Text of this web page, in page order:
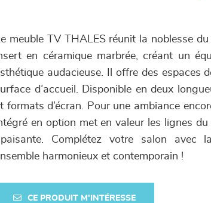
meuble TV THALES réunit la noblesse
en céramique marbrée, créant un
audacieuse. Il offre des espaces
d’accueil. Disponible en deux
formats d’écran. Pour une ambiance
en option met en valeur les lignes
Complétez votre salon avec
harmonieux et contemporain !
CE PRODUIT M'INTÉRESSE